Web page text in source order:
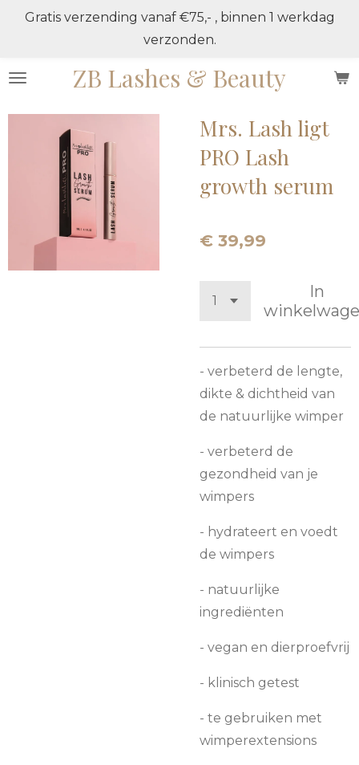
de
ZB Lashes & Beauty
Gratis verzending vanaf €75,- , binnen 1 werkdag
verzonden.
Mrs. Lash ligt
PRO Lash
growth serum
€ 39,99
In
- verbeterd de lengte,
dikte & dichtheid van
de natuurlijke wimper
- verbeterd de
gezondheid van je
wimpers
- hydrateert en voedt
de wimpers
- natuurlijke
ingrediënten
- vegan en dierproefvrij
- klinisch getest
- te gebruiken met
wimperextensions